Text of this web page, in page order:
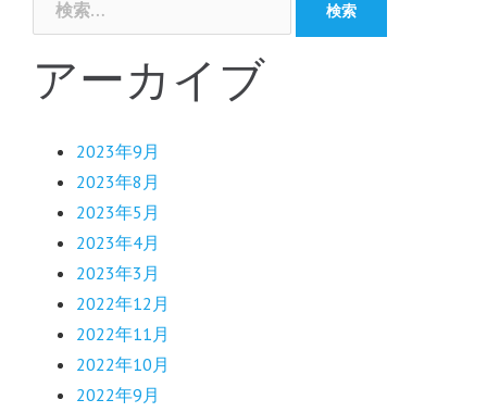
索:
アーカイブ
2023年9月
2023年8月
2023年5月
2023年4月
2023年3月
2022年12月
2022年11月
2022年10月
2022年9月